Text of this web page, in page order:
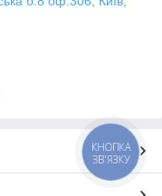
КНОПКА
ЗВ'ЯЗКУ